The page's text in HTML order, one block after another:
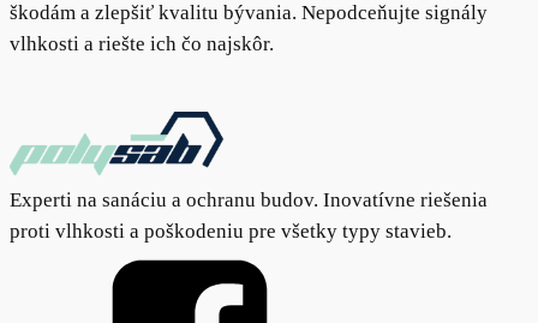
škodám a zlepšiť kvalitu bývania. Nepodceňujte signály
vlhkosti a riešte ich čo najskôr.
Experti na sanáciu a ochranu budov. Inovatívne riešenia
proti vlhkosti a poškodeniu pre všetky typy stavieb.